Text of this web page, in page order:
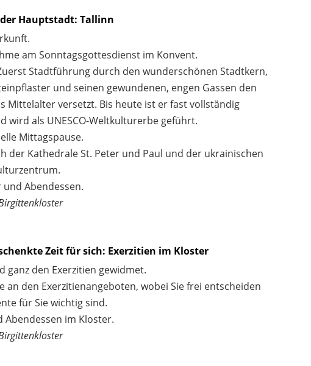
Hauptstadt: Tallinn
am Sonntagsgottesdienst im Konvent.
Stadtführung durch den wunderschönen Stadtkern,
und seinen gewundenen, engen Gassen den
Mittelalter versetzt. Bis heute ist er fast vollständig
wird als UNESCO-Weltkulturerbe geführt.
Mittagspause.
der Kathedrale St. Peter und Paul und der ukrainischen
Abendessen.
Zeit für sich: Exerzitien im Kloster
ganz den Exerzitien gewidmet.
an den Exerzitienangeboten, wobei Sie frei entscheiden
für Sie wichtig sind.
Abendessen im Kloster.